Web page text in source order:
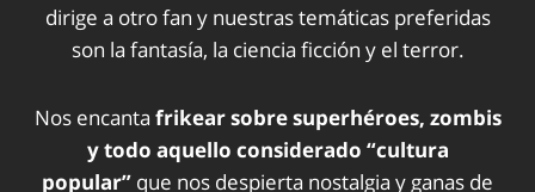
dirige a otro fan y nuestras temáticas preferidas
son la fantasía, la ciencia ficción y el terror.
Nos encanta frikear sobre superhéroes, zombis
y todo aquello considerado “cultura
popular” que nos despierta nostalgia y ganas de